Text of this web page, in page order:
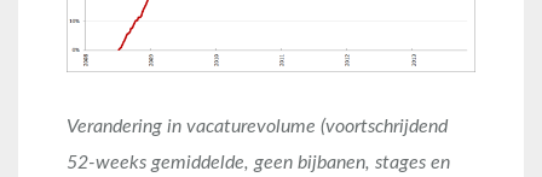
Verandering in vacaturevolume (voortschrijdend
52-weeks gemiddelde, geen bijbanen, stages en